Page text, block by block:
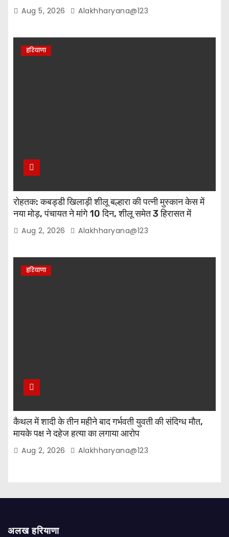
Aug 5, 2026 Alakhharyana@123
हरियाणा
रोहतक: कबड्डी खिलाड़ी शीलू बल्हारा की पत्नी मुस्कान केस में
नया मोड़, पंचायत ने मांगे 10 दिन, शीलू समेत 3 हिरासत में
Aug 2, 2026 Alakhharyana@123
हरियाणा
कैथल में शादी के तीन महीने बाद गर्भवती युवती की संदिग्ध मौत,
मायके पक्ष ने दहेज हत्या का लगाया आरोप
Aug 2, 2026 Alakhharyana@123
अलख हरियाणा